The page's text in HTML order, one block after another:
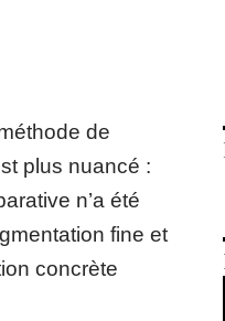
de
plus nuancé :
n’a été
fine et
concrète